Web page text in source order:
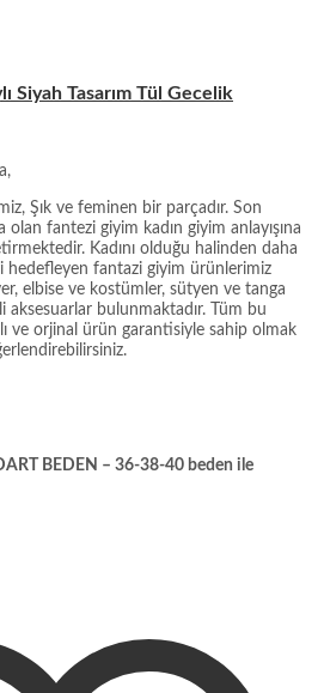
Siyah Tasarım Tül Gecelik
Şık ve feminen bir parçadır. Son
fantezi giyim kadın giyim anlayışına
Kadını olduğu halinden daha
hedefleyen fantazi giyim ürünlerimiz
elbise ve kostümler, sütyen ve tanga
aksesuarlar bulunmaktadır. Tüm bu
ve orjinal ürün garantisiyle sahip olmak
BEDEN – 36-38-40 beden ile